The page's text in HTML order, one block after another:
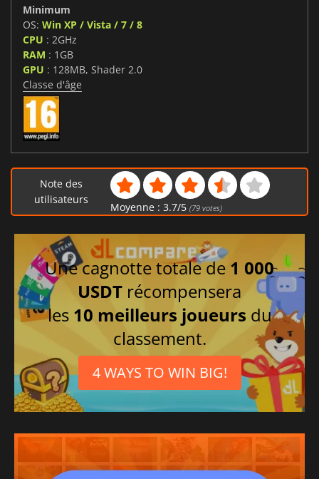
Minimum
OS: Win XP / Vista / 7 / 8
CPU : 2GHz
RAM : 1GB
GPU : 128MB, Shader 2.0
Classe d'âge
Note des
utilisateurs
Moyenne : 3.7/5 (79votes)
Une cagnotte totale de 1 000
USDT récompensera
les 10 meilleurs joueurs du
classement.
4 WAYS TO WIN BIG!